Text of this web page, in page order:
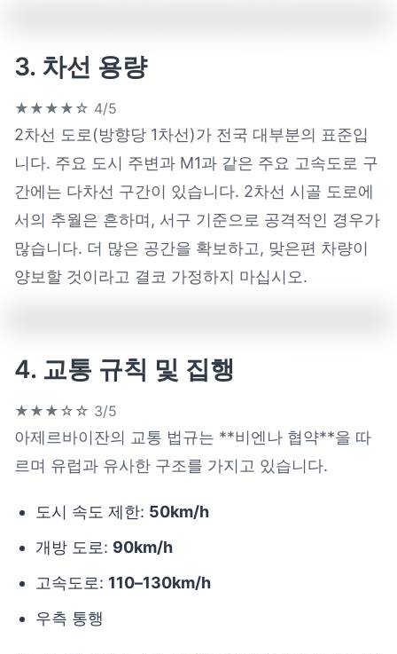
3. 차선 용량
★★★★☆ 4/5
2차선 도로(방향당 1차선)가 전국 대부분의 표준입
니다. 주요 도시 주변과 M1과 같은 주요 고속도로 구
간에는 다차선 구간이 있습니다. 2차선 시골 도로에
서의 추월은 흔하며, 서구 기준으로 공격적인 경우가
많습니다. 더 많은 공간을 확보하고, 맞은편 차량이
양보할 것이라고 결코 가정하지 마십시오.
4. 교통 규칙 및 집행
★★★☆☆ 3/5
아제르바이잔의 교통 법규는 **비엔나 협약**을 따
르며 유럽과 유사한 구조를 가지고 있습니다.
도시 속도 제한: 50km/h
개방 도로: 90km/h
고속도로: 110–130km/h
우측 통행